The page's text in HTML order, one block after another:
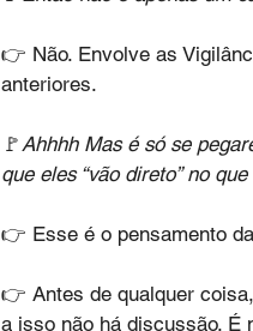
👉 Não. Envolve as
anteriores.
🚩 Ahhhh Mas é só se
que eles “vão direto” no
👉 Esse é o pensamento
👉 Antes de qualquer
a isso não há discussão. É